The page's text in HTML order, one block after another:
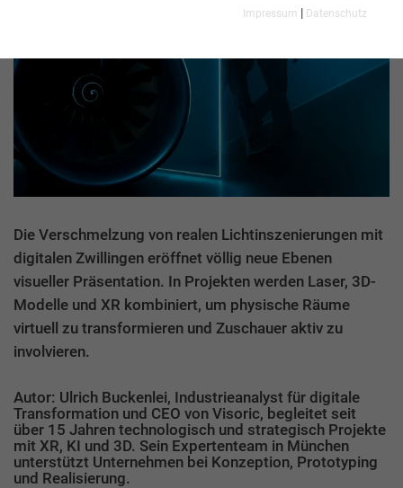
Die Verschmelzung von realen Lichtinszenierungen mit
digitalen Zwillingen eröffnet völlig neue Ebenen
visueller Präsentation. In Projekten werden Laser, 3D-
Modelle und XR kombiniert, um physische Räume
virtuell zu transformieren und Zuschauer aktiv zu
involvieren.
Autor: Ulrich Buckenlei, Industrieanalyst für digitale
Transformation und CEO von Visoric, begleitet seit
über 15 Jahren technologisch und strategisch Projekte
mit XR, KI und 3D. Sein Expertenteam in München
unterstützt Unternehmen bei Konzeption, Prototyping
und Realisierung.
Impressum | Datenschutz